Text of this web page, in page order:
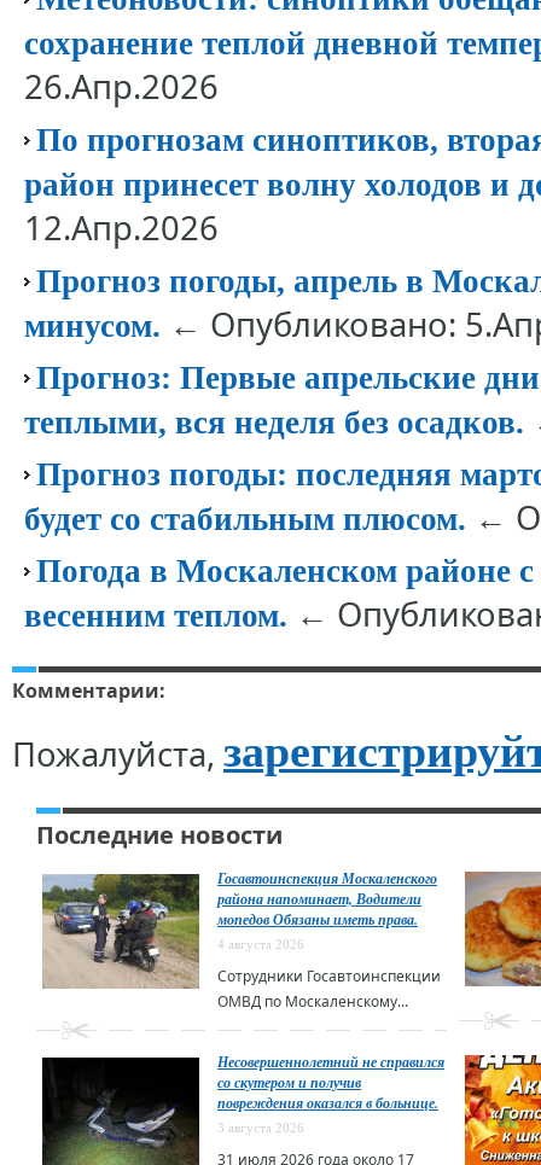
сохранение теплой дневной
26.Апр.2026
По прогнозам синоптиков,
район принесет волну холодов и
12.Апр.2026
Прогноз погоды, апрель в
минусом. ← Опубликовано:
Прогноз: Первые апрельские
теплыми, вся неделя без осадков.
Прогноз погоды: последняя
будет со стабильным плюсом. ←
Погода в Москаленском районе с
весенним теплом. ←
Комментарии:
Пожалуйста,
Последние новости
Госавтоинспекция Москаленского
района напоминает, Водители
мопедов Обязаны иметь права.
4 августа 2026
Сотрудники Госавтоинспекции
ОМВД по Москаленскому...
Несовершеннолетний не справился
со скутером и получив
повреждения оказался в больнице.
3 августа 2026
31 июля 2026 года около 17